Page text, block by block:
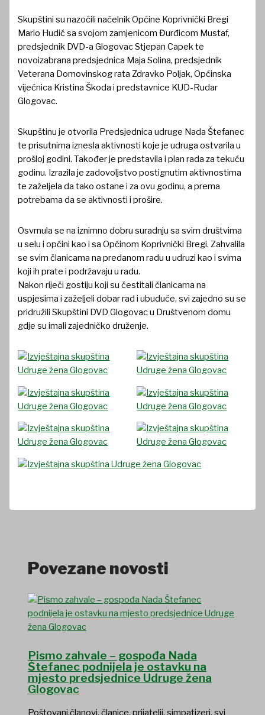
Skupštini su nazočili načelnik Općine Koprivnički Bregi
Mario Hudić sa svojom zamjenicom Đurđicom Mustaf,
predsjednik DVD-a Glogovac Stjepan Capek te
novoizabrana predsjednica Maja Solina, predsjednik
Veterana Domovinskog rata Zdravko Poljak, Općinska
vijećnica Kristina Škoda i predstavnice KUD-Rudar
Glogovac.
Skupštinu je otvorila Predsjednica udruge Nada Štefanec
te prisutnima iznesla aktivnosti koje je udruga ostvarila u
prošloj godini. Također je predstavila i plan rada za tekuću
godinu. Izrazila je zadovoljstvo postignutim aktivnostima
te zaželjela da tako ostane i za ovu godinu, a prema
potrebama da se aktivnosti i prošire.
Osvrnula se na iznimno dobru suradnju sa svim društvima
u selu i općini kao i sa Općinom Koprivnički Bregi. Zahvalila
se svim članicama na predanom radu u udruzi kao i svima
koji ih prate i podržavaju u radu.
Nakon riječi gostiju koji su čestitali članicama na
uspjesima i zaželjeli dobar rad i ubuduće, svi zajedno su se
pridružili Skupštini DVD Glogovac u Društvenom domu
gdje su imali zajedničko druženje.
Povezane novosti
Pismo zahvale – gospođa Nada
Štefanec podnijela je ostavku na
mjesto predsjednice Udruge žena
Glogovac
Poštovani,članovi, članice, prijatelji, simpatizeri, svi